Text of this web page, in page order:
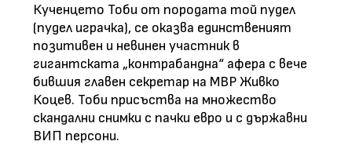
Кученцето Тоби от породата той пудел
(пудел играчка), се оказва единственият
позитивен и невинен участник в
гигантската „контрабандна“ афера с вече
бившия главен секретар на МВР Живко
Коцев. Тоби присъства на множество
скандални снимки с пачки евро и с държавни
ВИП персони.